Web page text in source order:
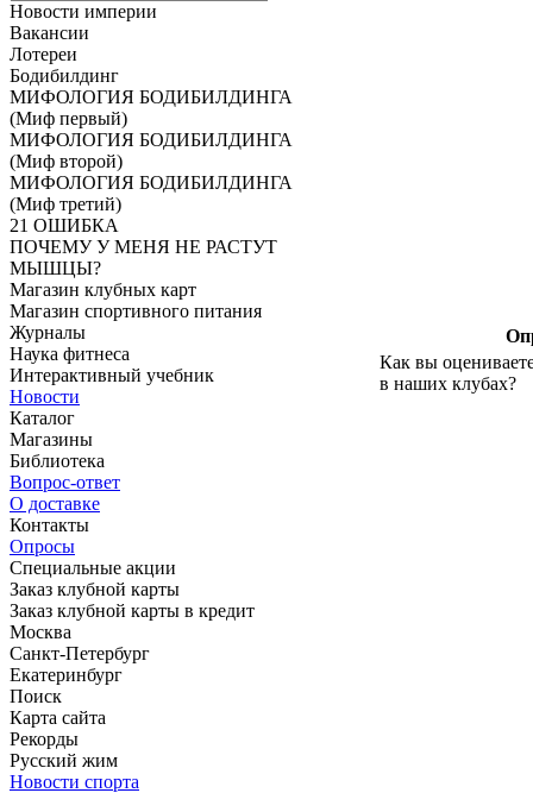
Новости империи
Вакансии
Лотереи
Бодибилдинг
МИФОЛОГИЯ БОДИБИЛДИНГА
(Миф первый)
МИФОЛОГИЯ БОДИБИЛДИНГА
(Миф второй)
МИФОЛОГИЯ БОДИБИЛДИНГА
(Миф третий)
21 ОШИБКА
ПОЧЕМУ У МЕНЯ НЕ РАСТУТ
МЫШЦЫ?
Магазин клубных карт
Магазин спортивного питания
Журналы
Наука фитнеса
Интерактивный учебник
Новости
Каталог
Магазины
Библиотека
Вопрос-ответ
О доставке
Контакты
Опросы
Специальные акции
Заказ клубной карты
Заказ клубной карты в кредит
Москва
Санкт-Петербург
Екатеринбург
Поиск
Карта сайта
Рекорды
Русский жим
Новости спорта
Как вы
в наших клубах?